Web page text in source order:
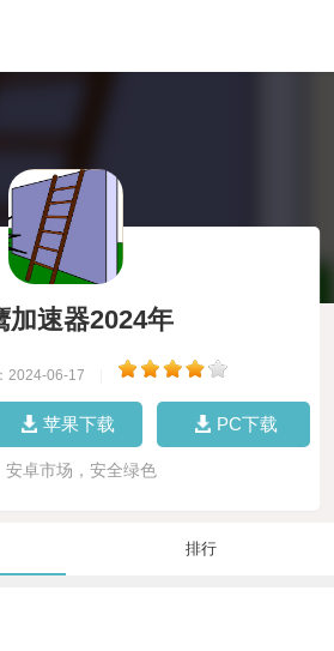
加速器2024年
2024-06-17
苹果下载 PC下载
安卓市场，安全绿色
排行